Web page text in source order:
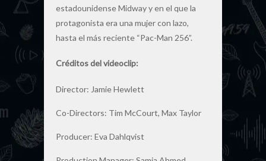
estadounidense Midway y en el que la
protagonista era una mujer con lazo,
hasta el más reciente “Pac-Man 256”.
Créditos del videoclip:
Director: Jamie Hewlett
Co-Directors: Tim McCourt, Max Taylor
Producer: Eva Dahlqvist